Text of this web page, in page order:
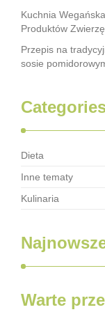
Kuchnia
Produktów
Przepis na
sosie
Dieta
Inne tematy
Kulinaria
Warte